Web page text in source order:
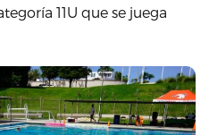
11U que se juega